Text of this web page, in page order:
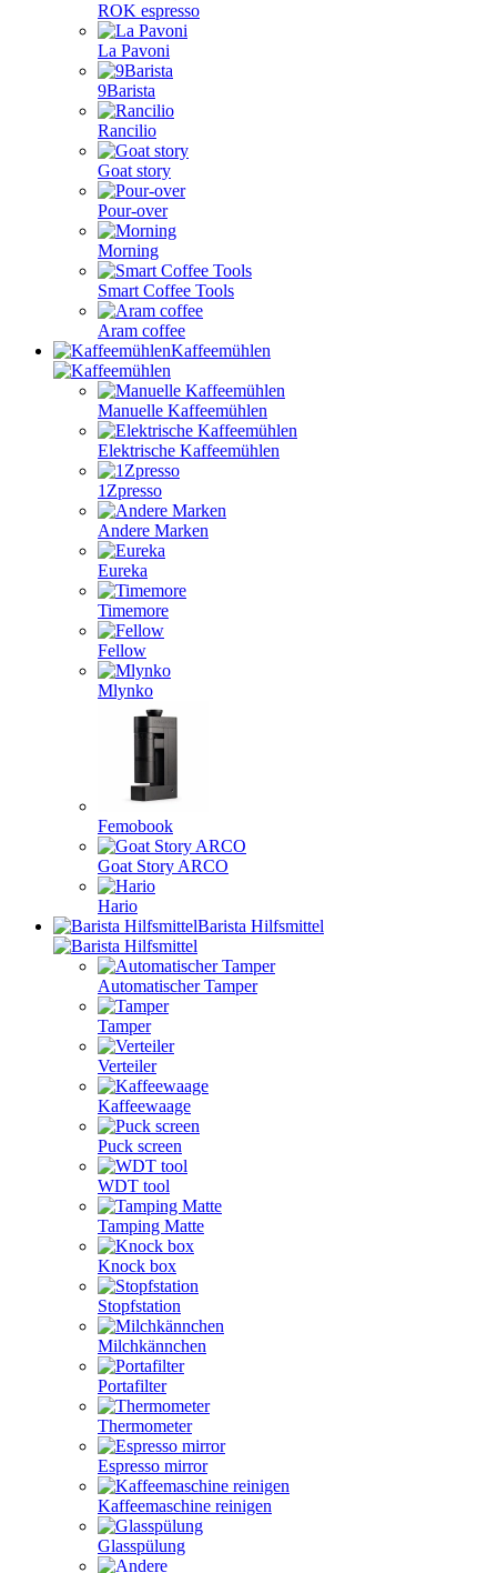
ROK espresso
La Pavoni
9Barista
Rancilio
Goat story
Pour-over
Morning
Smart Coffee Tools
Aram coffee
Kaffeemühlen
Manuelle Kaffeemühlen
Elektrische Kaffeemühlen
1Zpresso
Andere Marken
Eureka
Timemore
Fellow
Mlynko
Femobook
Goat Story ARCO
Hario
Barista Hilfsmittel
Automatischer Tamper
Tamper
Verteiler
Kaffeewaage
Puck screen
WDT tool
Tamping Matte
Knock box
Stopfstation
Milchkännchen
Portafilter
Thermometer
Espresso mirror
Kaffeemaschine reinigen
Glasspülung